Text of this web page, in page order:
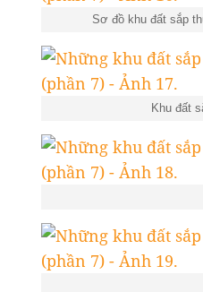
Sơ đồ khu đất sắp
Khu đất